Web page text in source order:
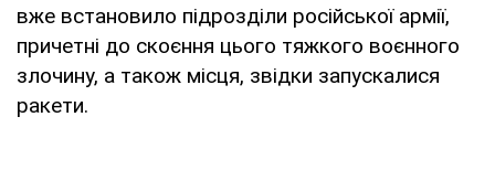
вже встановило підрозділи російської армії,
причетні до скоєння цього тяжкого воєнного
злочину, а також місця, звідки запускалися
ракети.